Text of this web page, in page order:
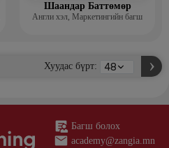
Шаандар Баттөмөр
Англи хэл, Маркетингийн багш
Хуудас бүрт:
Багш болох
academy@zangia.mn